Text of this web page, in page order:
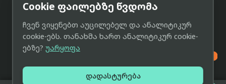

Cookie ფაილებზე წვდომა
ჩვენ ვიყენებთ აუცილებელ და ანალიტიკურ
cookie-ებს. თანახმა ხართ ანალიტიკურ cookie-
ებზე? უარყოფა
დადასტურება